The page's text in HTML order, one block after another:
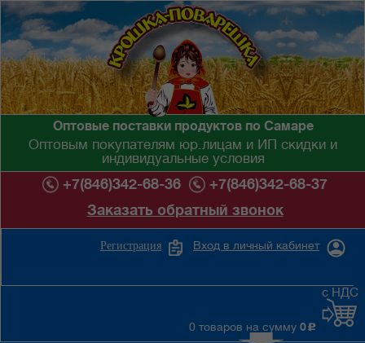
Оптовые поставки продуктов по Самаре
Оптовым покупателям юр.лицам и ИП скидки и
индивидуальные условия
+7(846)342-68-36
+7(846)342-68-37
Заказать обратный звонок
Вход в личный кабинет
Регистрация
0 товаров на сумму 0 c
с НДС